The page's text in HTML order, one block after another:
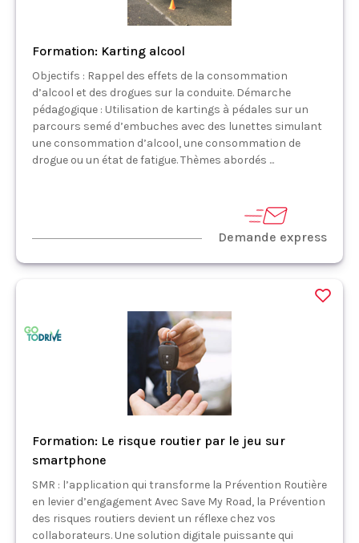
Formation: Karting alcool
Objectifs : Rappel des effets de la consommation
d’alcool et des drogues sur la conduite. Démarche
pédagogique : Utilisation de kartings à pédales sur un
parcours semé d’embuches avec des lunettes simulant
une consommation d’alcool, une consommation de
drogue ou un état de fatigue. Thèmes abordés ...
Demande express
Formation: Le risque routier par le jeu sur
smartphone
SMR : l’application qui transforme la Prévention Routière
en levier d’engagement Avec Save My Road, la Prévention
des risques routiers devient un réflexe chez vos
collaborateurs. Une solution digitale puissante qui